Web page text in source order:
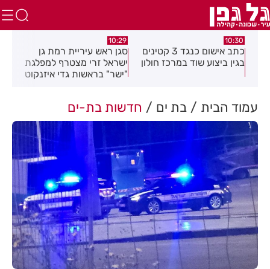
10:30
כתב אישום כנגד 3 קטינים
בגין ביצוע שוד במרכז חולון
10:29
סגן ראש עיריית רמת גן
ישראל זרי מצטרף למפלגת
"ישר" בראשות גדי איזנקוט
עמוד הבית בת ים חדשות בת-ים